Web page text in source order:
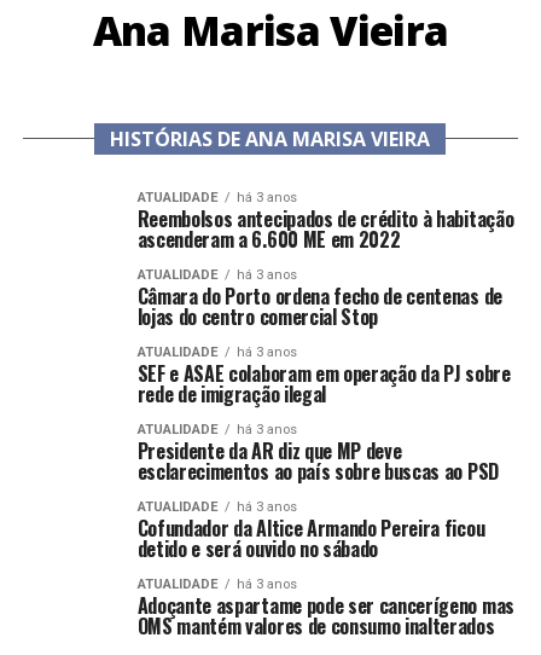
Ana Marisa Vieira
HISTÓRIAS DE ANA MARISA VIEIRA
ATUALIDADE há 3 anos
Reembolsos antecipados de crédito à habitação
ascenderam a 6.600 ME em 2022
ATUALIDADE há 3 anos
Câmara do Porto ordena fecho de centenas de
lojas do centro comercial Stop
ATUALIDADE há 3 anos
SEF e ASAE colaboram em operação da PJ sobre
rede de imigração ilegal
ATUALIDADE há 3 anos
Presidente da AR diz que MP deve
esclarecimentos ao país sobre buscas ao PSD
ATUALIDADE há 3 anos
Cofundador da Altice Armando Pereira ficou
detido e será ouvido no sábado
ATUALIDADE há 3 anos
Adoçante aspartame pode ser cancerígeno mas
OMS mantém valores de consumo inalterados